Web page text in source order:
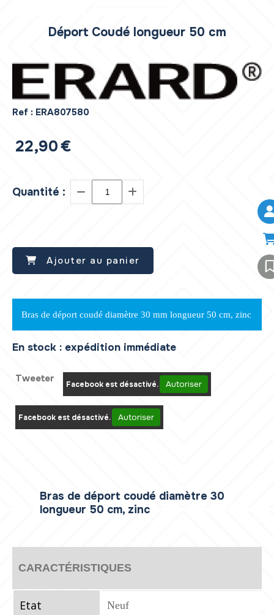
Déport Coudé longueur 50 cm
Ref : ERA807580
22,90€
Quantité :
Ajouter au panier
Bras de déport coudé diamètre 30 mm longueur 50 cm, zinc
En stock : expédition immédiate
Tweeter Facebook est désactivé. Autoriser
Facebook est désactivé. Autoriser
Bras de déport coudé diamètre 30
longueur 50 cm, zinc
CARACTÉRISTIQUES
Etat Neuf